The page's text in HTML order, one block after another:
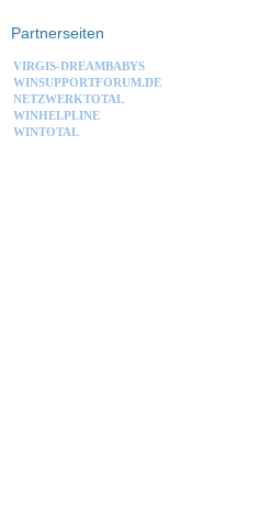
Partnerseiten
VIRGIS-DREAMBABYS
WINSUPPORTFORUM.DE
NETZWERKTOTAL
WINHELPLINE
WINTOTAL